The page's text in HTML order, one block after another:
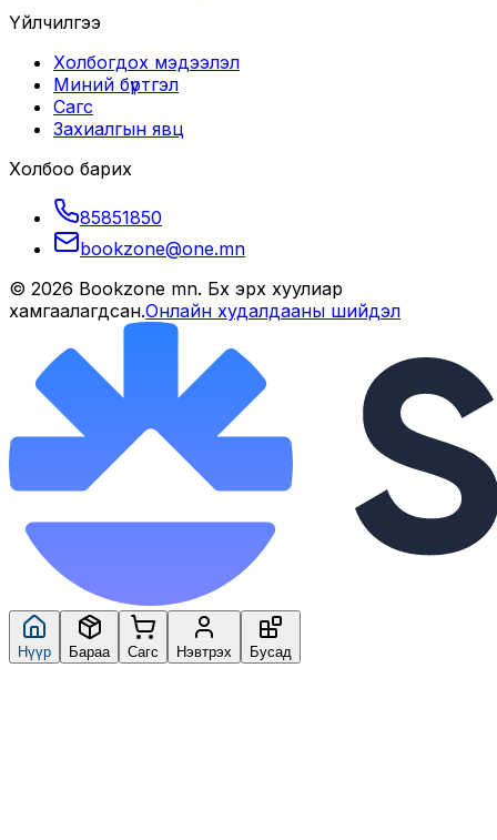
Үйлчилгээ
Холбогдох мэдээлэл
Миний бүртгэл
Сагс
Захиалгын явц
Холбоо барих
85851850
bookzone@one.mn
© 2026 Bookzone mn. Бүх эрх хуулиар
хамгаалагдсан.Онлайн худалдааны шийдэл
Нүүр Бараа Сагс Нэвтрэх Бусад